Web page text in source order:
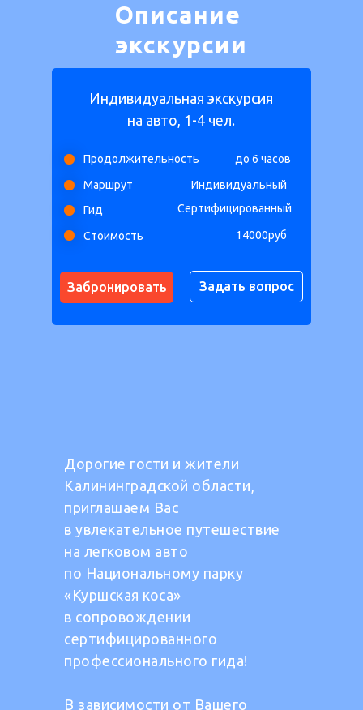
Описание
экскурсии
Дорогие гости и жители
Калининградской области,
приглашаем Вас
в увлекательное путешествие
на легковом авто
по Национальному парку
«Куршская коса»
в сопровождении
сертифицированного
профессионального гида!
В зависимости от Вашего
Индивидуальная экскурсия
на авто, 1-4 чел.
Продолжительность
Маршрут
Индивидуальный
до 6 часов
Стоимость
Гид Сертифицированный
14000руб
Забронировать Задать вопрос